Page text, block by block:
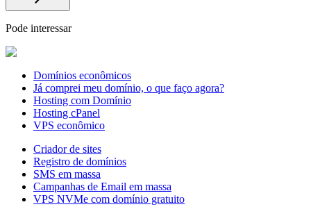
Pode interessar
Domínios econômicos
Já comprei meu domínio, o que faço agora?
Hosting com Domínio
Hosting cPanel
VPS econômico
Criador de sites
Registro de domínios
SMS em massa
Campanhas de Email em massa
VPS NVMe com domínio gratuito